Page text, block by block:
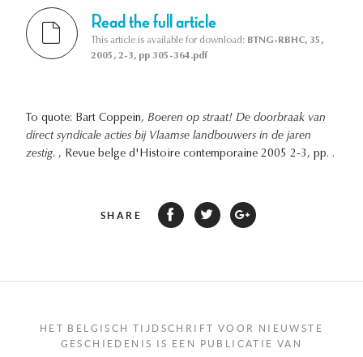
Read the full article
This article is available for download: BTNG-RBHC, 35,
2005, 2-3, pp 305-364.pdf
To quote: Bart Coppein, Boeren op straat! De doorbraak van
direct syndicale acties bij Vlaamse landbouwers in de jaren
zestig. , Revue belge d'Histoire contemporaine 2005 2-3, pp. .
SHARE
HET BELGISCH TIJDSCHRIFT VOOR NIEUWSTE
GESCHIEDENIS IS EEN PUBLICATIE VAN